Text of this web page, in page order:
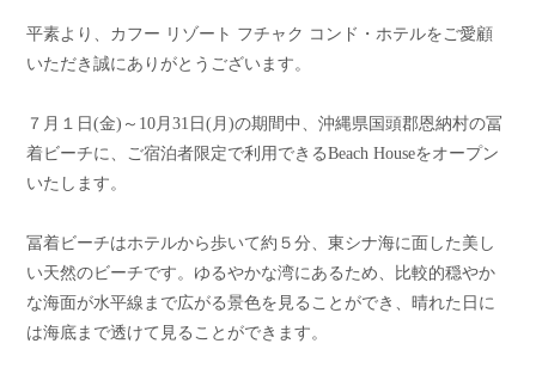
平素より、カフー リゾート フチャク コンド・ホテルをご愛顧
いただき誠にありがとうございます。
７月１日(金)～10月31日(月)の期間中、沖縄県国頭郡恩納村の冨
着ビーチに、ご宿泊者限定で利用できるBeach Houseをオープン
いたします。
冨着ビーチはホテルから歩いて約５分、東シナ海に面した美し
い天然のビーチです。ゆるやかな湾にあるため、比較的穏やか
な海面が水平線まで広がる景色を見ることができ、晴れた日に
は海底まで透けて見ることができます。